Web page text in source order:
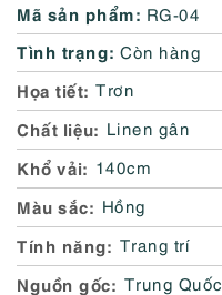
Mã sản phẩm: RG-04
Tình trạng: Còn hàng
Họa tiết Trơn
Chất liệu Linen gân
Khổ vải 140cm
Màu sắc Hồng
Tính năng Trang trí
Nguồn gốc Trung Quốc